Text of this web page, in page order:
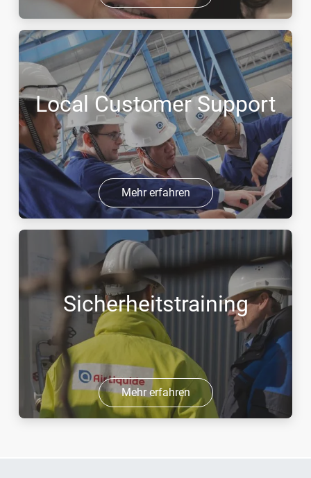
Local Customer Support
Mehr erfahren
Sicherheitstraining
Mehr erfahren